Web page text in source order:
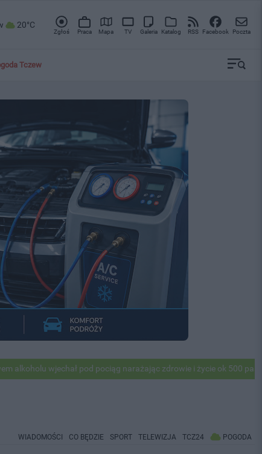
20°C
Zgłoś Praca Mapa TV Galeria Katalog RSS Facebook Poczta
Tczew
wjechał pod pociąg narażając zdrowie i życie ok 500 pasażerów!
WIADOMOŚCI CO BĘDZIE SPORT TELEWIZJA TCZ24 POGODA